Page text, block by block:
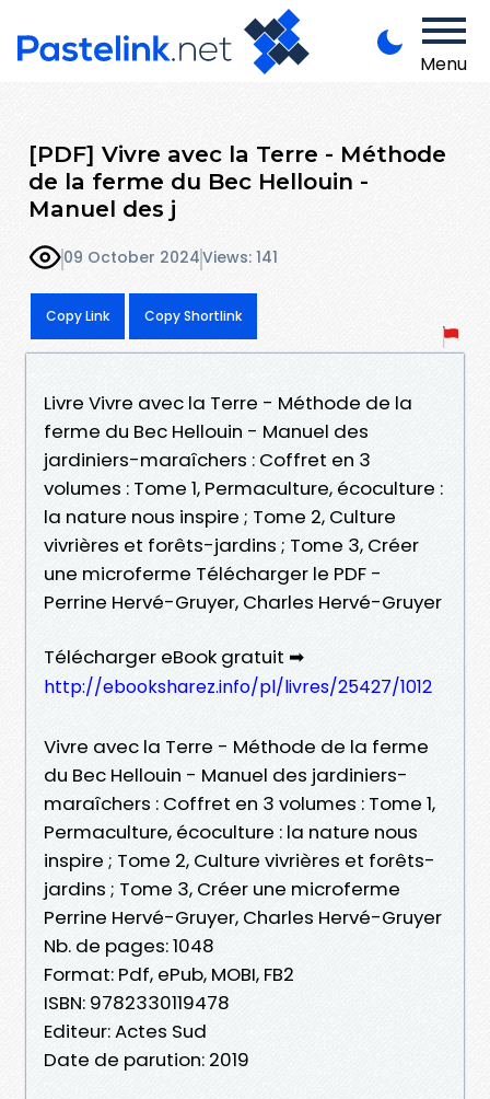
Menu
[PDF] Vivre avec la Terre - Méthode
de la ferme du Bec Hellouin -
Manuel des j
09 October 2024Views: 141
Copy Link Copy Shortlink
Livre Vivre avec la Terre - Méthode de la
ferme du Bec Hellouin - Manuel des
jardiniers-maraîchers : Coffret en 3
volumes : Tome 1, Permaculture, écoculture :
la nature nous inspire ; Tome 2, Culture
vivrières et forêts-jardins ; Tome 3, Créer
une microferme Télécharger le PDF -
Perrine Hervé-Gruyer, Charles Hervé-Gruyer
Télécharger eBook gratuit ➡
http://ebooksharez.info/pl/livres/25427/1012
Vivre avec la Terre - Méthode de la ferme
du Bec Hellouin - Manuel des jardiniers-
maraîchers : Coffret en 3 volumes : Tome 1,
Permaculture, écoculture : la nature nous
inspire ; Tome 2, Culture vivrières et forêts-
jardins ; Tome 3, Créer une microferme
Perrine Hervé-Gruyer, Charles Hervé-Gruyer
Nb. de pages: 1048
Format: Pdf, ePub, MOBI, FB2
ISBN: 9782330119478
Editeur: Actes Sud
Date de parution: 2019